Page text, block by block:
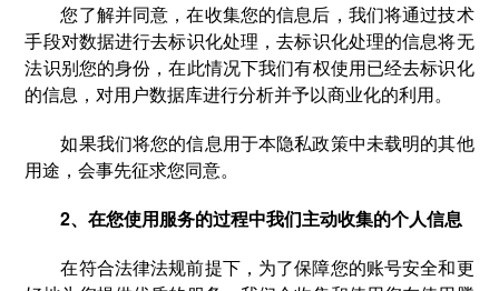
您了解并同意，在收集您的信息后，我们将通过技术
手段对数据进行去标识化处理，去标识化处理的信息将无
法识别您的身份，在此情况下我们有权使用已经去标识化
的信息，对用户数据库进行分析并予以商业化的利用。
如果我们将您的信息用于本隐私政策中未载明的其他
用途，会事先征求您同意。
2、在您使用服务的过程中我们主动收集的个人信息
在符合法律法规前提下，为了保障您的账号安全和更